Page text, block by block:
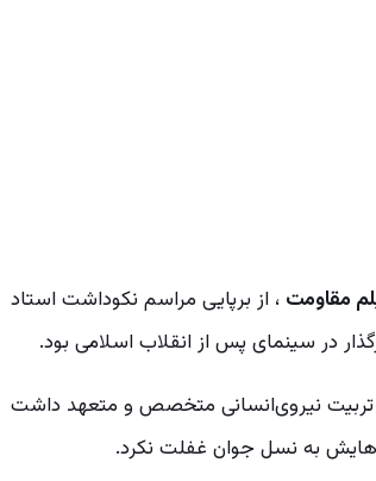
مقاومت ، از برپایی مراسم نکوداشت استاد
در سینمای پس از انقلاب اسلامی بود.
نیروی‌انسانی متخصص و متعهد داشت
به نسل جوان غفلت نکرد.